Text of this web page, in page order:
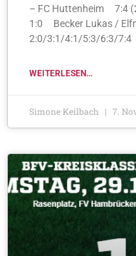
– FC Huttenheim 7:4
1:0 Becker Lukas /
2:0/3:1/4:1/5:3/6:3/
WEITERLESEN...
Simone Keilbach 7.